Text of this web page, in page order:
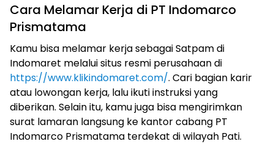
Cara Melamar Kerja di PT Indomarco
Prismatama
Kamu bisa melamar kerja sebagai Satpam di
Indomaret melalui situs resmi perusahaan di
https://www.klikindomaret.com/. Cari bagian karir
atau lowongan kerja, lalu ikuti instruksi yang
diberikan. Selain itu, kamu juga bisa mengirimkan
surat lamaran langsung ke kantor cabang PT
Indomarco Prismatama terdekat di wilayah Pati.